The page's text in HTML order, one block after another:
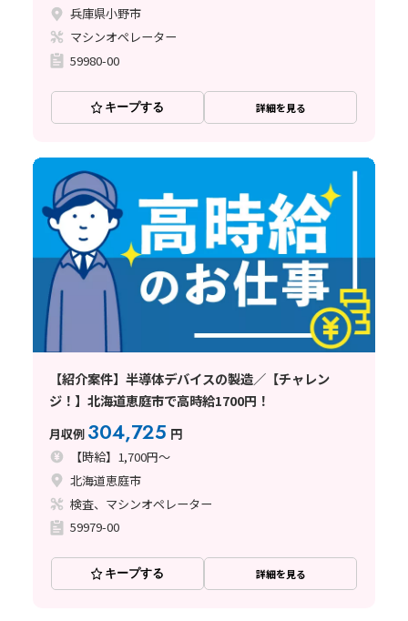
兵庫県小野市
マシンオペレーター
59980-00
キープする 詳細を見る
【紹介案件】半導体デバイスの製造／【チャレン
ジ！】北海道恵庭市で高時給1700円！
月収例 304,725 円
【時給】1,700円～
北海道恵庭市
検査、マシンオペレーター
59979-00
キープする 詳細を見る